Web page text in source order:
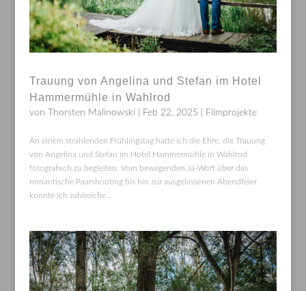
Trauung von Angelina und Stefan im Hotel
Hammermühle in Wahlrod
von Thorsten Malinowski Feb 22, 2025 Filmprojekte
An einem strahlenden Frühlingstag hatte ich die Ehre, die Trauung
von Angelina und Stefan im Hotel Hammermühle in Wahlrod
fotografisch zu begleiten. Vom bewegenden Ja-Wort über das
romantische Paarshooting bis hin zur ausgelassenen Abendfeier
konnte ich zahlreiche...